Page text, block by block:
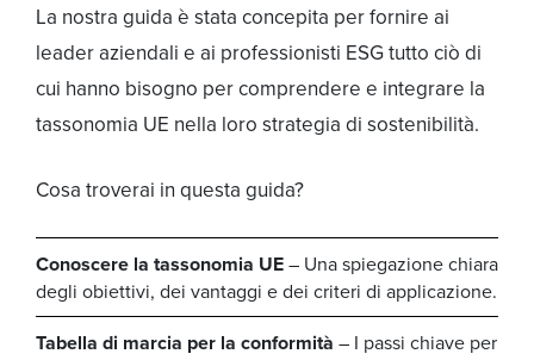
La nostra guida è stata concepita per fornire ai
leader aziendali e ai professionisti ESG tutto ciò di
cui hanno bisogno per comprendere e integrare la
tassonomia UE nella loro strategia di sostenibilità.
Cosa troverai in questa guida?
Conoscere la tassonomia UE– Una spiegazione chiara
degli obiettivi, dei vantaggi e dei criteri di applicazione.
Tabella di marcia per la conformità – I passi chiave per